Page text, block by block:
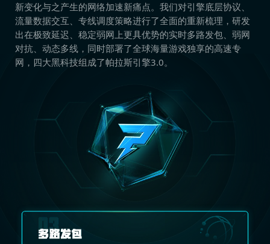
新变化与之产生的网络加速新痛点。我们对引擎底层协议、
流量数据交互、专线调度策略进行了全面的重新梳理，研发
出在极致延迟、稳定弱网上更具优势的实时多路发包、弱网
对抗、动态多线，同时部署了全球海量游戏独享的高速专
网，四大黑科技组成了帕拉斯引擎3.0。